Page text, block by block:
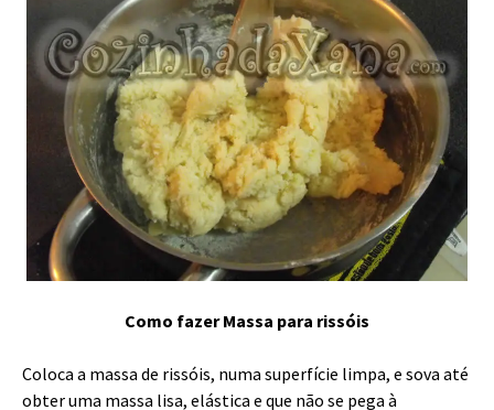
Como fazer Massa para rissóis
Coloca a massa de rissóis, numa superfície limpa, e sova até
obter uma massa lisa, elástica e que não se pega à